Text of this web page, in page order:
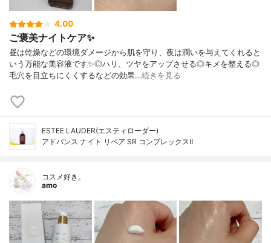
4.00
ご褒美ナイトケア✨
昼は乾燥などの環境ダメージから肌を守り、夜は潤いを与えてくれると
いう万能な美容液です✨◎ハリ、ツヤをアップさせる◎キメを整える◎
毛穴を目立ちにくくするなどの効果…続きを見る
ESTEE LAUDER(エスティローダー)
アドバンス ナイト リペア SR コンプレックスⅡ
コスメ好き。
amo